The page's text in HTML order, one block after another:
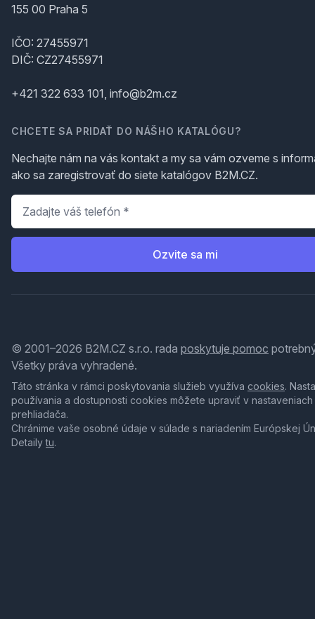
155 00 Praha 5
IČO: 27455971
DIČ: CZ27455971
+421 322 633 101, info@b2m.cz
CHCETE SA PRIDAŤ DO NÁŠHO KATALÓGU?
Nechajte nám na vás kontakt a my sa vám ozveme s
ako sa zaregistrovať do siete katalógov B2M.CZ.
Telefón
Ozvite sa mi
© 2001–2026 B2M.CZ s.r.o. rada poskytuje pomoc
Všetky práva vyhradené.
Táto stránka v rámci poskytovania služieb využíva cookies.
používania a dostupnosti cookies môžete upraviť v nastaveniach
prehliadača.
Chránime vaše osobné údaje v súlade s nariadením Európskej
Detailytu.